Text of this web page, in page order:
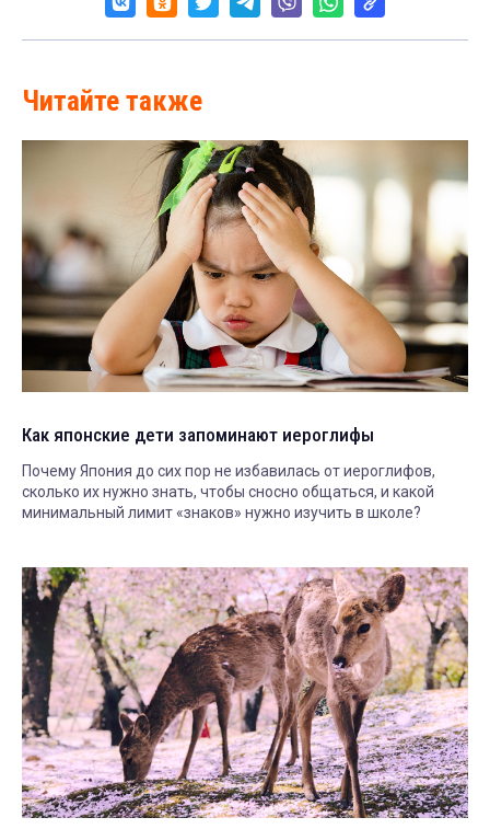
Читайте также
Как японские дети запоминают иероглифы
Почему Япония до сих пор не избавилась от иероглифов,
сколько их нужно знать, чтобы сносно общаться, и какой
минимальный лимит «знаков» нужно изучить в школе?